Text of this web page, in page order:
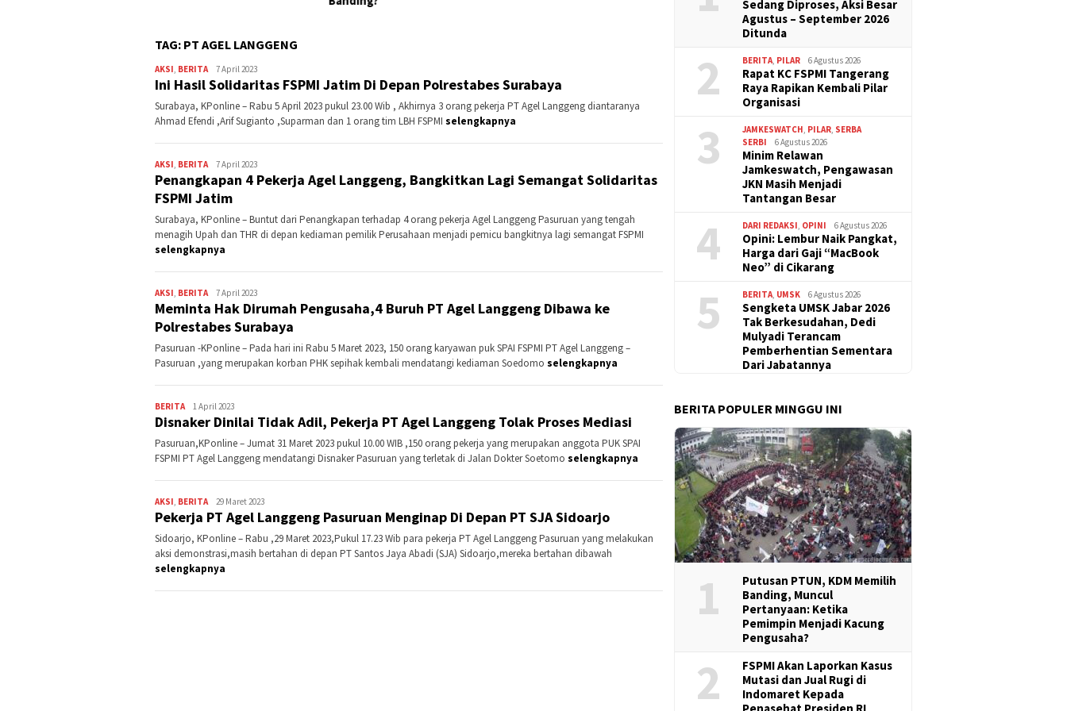
TAG: PT AGEL LANGGENG
AKSI, BERITAKontributor
Jatim
7 April 2023
Ini Hasil Solidaritas FSPMI Jatim Di Depan Polrestabes Surabaya
Surabaya, KPonline – Rabu 5 April 2023 pukul 23.00 Wib , Akhirnya 3 orang pekerja PT Agel Langgeng diantaranya
Ahmad Efendi ,Arif Sugianto ,Suparman dan 1 orang tim LBH FSPMI selengkapnya
AKSI, BERITAKontributor
Jatim
7 April 2023
Penangkapan 4 Pekerja Agel Langgeng, Bangkitkan Lagi Semangat Solidaritas
FSPMI Jatim
Surabaya, KPonline – Buntut dari Penangkapan terhadap 4 orang pekerja Agel Langgeng Pasuruan yang tengah
menagih Upah dan THR di depan kediaman pemilik Perusahaan menjadi pemicu bangkitnya lagi semangat FSPMI
selengkapnya
AKSI, BERITAKontributor
Jatim
7 April 2023
Meminta Hak Dirumah Pengusaha,4 Buruh PT Agel Langgeng Dibawa ke
Polrestabes Surabaya
Pasuruan -KPonline – Pada hari ini Rabu 5 Maret 2023, 150 orang karyawan puk SPAI FSPMI PT Agel Langgeng –
Pasuruan ,yang merupakan korban PHK sepihak kembali mendatangi kediaman Soedomo selengkapnya
BERITAKontributor
Jatim
1 April 2023
Disnaker Dinilai Tidak Adil, Pekerja PT Agel Langgeng Tolak Proses Mediasi
Pasuruan,KPonline – Jumat 31 Maret 2023 pukul 10.00 WIB ,150 orang pekerja yang merupakan anggota PUK SPAI
FSPMI PT Agel Langgeng mendatangi Disnaker Pasuruan yang terletak di Jalan Dokter Soetomo selengkapnya
AKSI, BERITAKontributor
Jatim
29 Maret 2023
Pekerja PT Agel Langgeng Pasuruan Menginap Di Depan PT SJA Sidoarjo
Sidoarjo, KPonline – Rabu ,29 Maret 2023,Pukul 17.23 Wib para pekerja PT Agel Langgeng Pasuruan yang melakukan
aksi demonstrasi,masih bertahan di depan PT Santos Jaya Abadi (SJA) Sidoarjo,mereka bertahan dibawah
selengkapnya
Sedang Diproses, Aksi Besar
Agustus – September 2026
Ditunda
2 BERITA PILAR 6 Agustus 2026
Rapat KC FSPMI Tangerang
Raya Rapikan Kembali Pilar
Organisasi
3 JAMKESWATCH PILAR SERBA
SERBI
6 Agustus 2026
Minim Relawan
Jamkeswatch, Pengawasan
JKN Masih Menjadi
Tantangan Besar
4 DARI REDAKSI OPINI 6 Agustus 2026
Opini: Lembur Naik Pangkat,
Harga dari Gaji “MacBook
Neo” di Cikarang
5 BERITA UMSK 6 Agustus 2026
Sengketa UMSK Jabar 2026
Tak Berkesudahan, Dedi
Mulyadi Terancam
Pemberhentian Sementara
Dari Jabatannya
BERITA POPULER MINGGU INI
1
Putusan PTUN, KDM Memilih
Banding, Muncul
Pertanyaan: Ketika
Pemimpin Menjadi Kacung
Pengusaha?
2
FSPMI Akan Laporkan Kasus
Mutasi dan Jual Rugi di
Indomaret Kepada
Penasehat Presiden RI